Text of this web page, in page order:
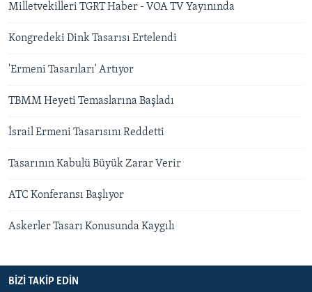
Milletvekilleri TGRT Haber - VOA TV Yayınında
Kongredeki Dink Tasarısı Ertelendi
'Ermeni Tasarıları' Artıyor
TBMM Heyeti Temaslarına Başladı
İsrail Ermeni Tasarısını Reddetti
Tasarının Kabulü Büyük Zarar Verir
ATC Konferansı Başlıyor
Askerler Tasarı Konusunda Kaygılı
BIZI TAKIP EDIN